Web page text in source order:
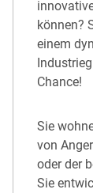
können?
einem
Chance!
Sie
von
oder der
Sie